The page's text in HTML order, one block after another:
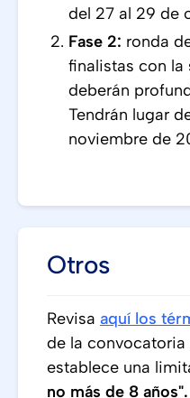
del 27 al 29 de
Fase 2: ronda
finalistas con la
deberán
Tendrán lugar
noviembre de
Otros
Revisa aquí los
de la convocatoria
establece una
no más de 8 años".